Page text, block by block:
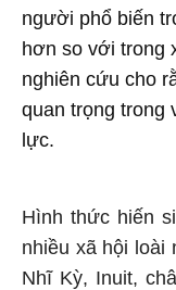
người phổ biến
hơn so với trong
nghiên cứu cho
quan trọng trong
lực.
Hình thức hiến
nhiều xã hội
Nhĩ Kỳ, Inuit,